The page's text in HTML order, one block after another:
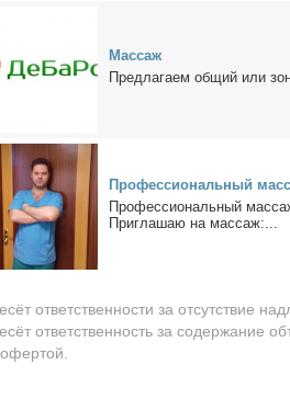
Мас­саж
Пред­ла­га­ем об­щий или
Про­фес­сио­наль­ный
Про­фес­сио­наль­ный
При­гла­шаю на мас­саж:...
ответственности за отсутствие
ответственность за содержание